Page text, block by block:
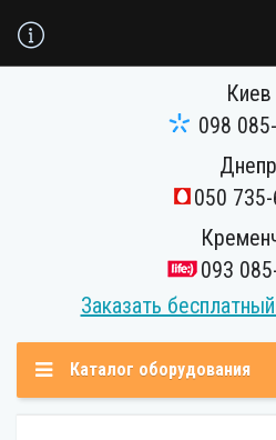
Киев
098
Днепр
050
093
Заказать
Каталог оборудования